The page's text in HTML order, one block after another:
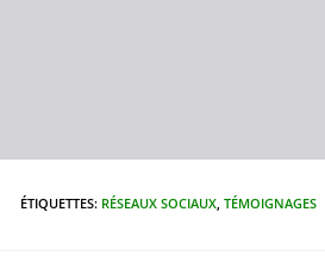
ÉTIQUETTES: RÉSEAUX SOCIAUX, TÉMOIGNAGES